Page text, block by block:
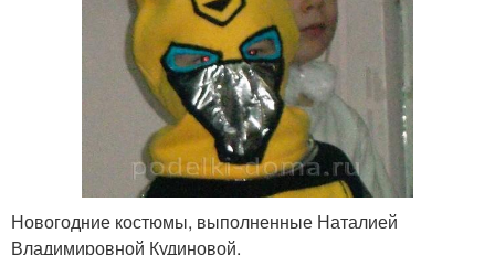
Новогодние костюмы, выполненные Наталией
Владимировной Кудиновой.